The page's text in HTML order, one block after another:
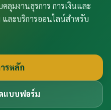
ลุมงานธุรการ การเงินและ
ละบริการออนไลน์สำหรับ
รหลัก
แบบฟอร์ม